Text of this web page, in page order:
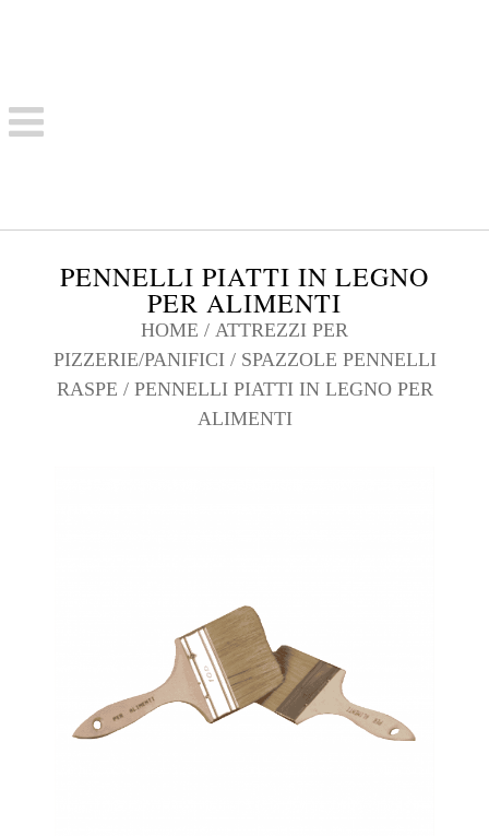
PENNELLI PIATTI IN LEGNO
PER ALIMENTI
HOME / ATTREZZI PER
PIZZERIE/PANIFICI/ SPAZZOLE PENNELLI
RASPE / PENNELLI PIATTI IN LEGNO PER
ALIMENTI